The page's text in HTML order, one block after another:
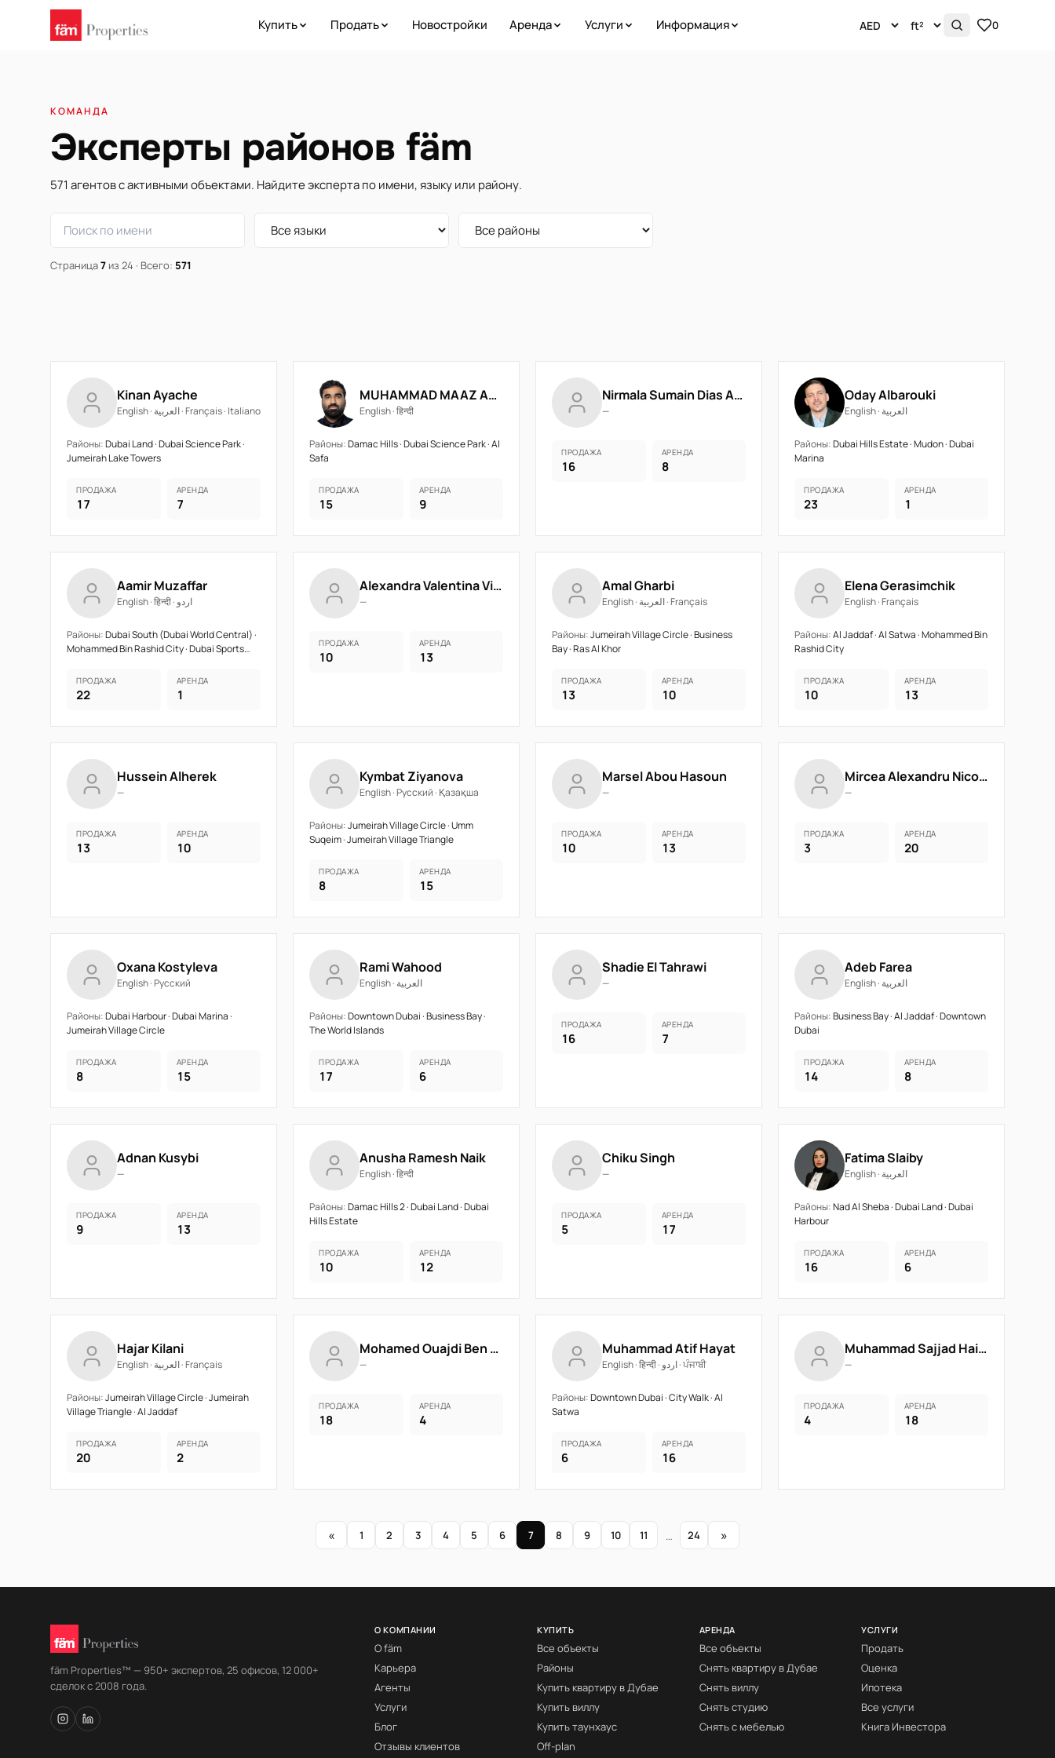
Купить Продать Новостройки Аренда Услуги Информация 0
КОМАНДА
Эксперты районов fäm
571 агентов с активными объектами. Найдите эксперта по имени, языку или району.
Страница7 из 24 · Всего: 571
Kinan Ayache
English · العربية · Français · Italiano
Районы:Dubai Land · Dubai Science Park ·
Jumeirah Lake Towers
ПРОДАЖА
17
АРЕНДА
7
MUHAMMAD MAAZ ARSHAD MUHAMMAD ARSHAD
English · हिन्दी
Районы:Damac Hills · Dubai Science Park · Al
Safa
ПРОДАЖА
15
АРЕНДА
9
Nirmala Sumain Dias Abeygunawardane
—
ПРОДАЖА
16
АРЕНДА
8
Oday Albarouki
English · العربية
Районы:Dubai Hills Estate · Mudon · Dubai
Marina
ПРОДАЖА
23
АРЕНДА
1
Aamir Muzaffar
English · हिन्दी · اردو
Районы:Dubai South (Dubai World Central) ·
Mohammed Bin Rashid City · Dubai Sports
ПРОДАЖА
22
АРЕНДА
1
Alexandra Valentina Visea
—
ПРОДАЖА
10
АРЕНДА
13
Amal Gharbi
English · العربية · Français
Районы:Jumeirah Village Circle · Business
Bay · Ras Al Khor
ПРОДАЖА
13
АРЕНДА
10
Elena Gerasimchik
English · Français
Районы:Al Jaddaf · Al Satwa · Mohammed Bin
Rashid City
ПРОДАЖА
10
АРЕНДА
13
Hussein Alherek
—
ПРОДАЖА
13
АРЕНДА
10
Kymbat Ziyanova
English · Русский · Қазақша
Районы:Jumeirah Village Circle · Umm
Suqeim · Jumeirah Village Triangle
ПРОДАЖА
8
АРЕНДА
15
Marsel Abou Hasoun
—
ПРОДАЖА
10
АРЕНДА
13
Mircea Alexandru Nicolau
—
ПРОДАЖА
3
АРЕНДА
20
Oxana Kostyleva
English · Русский
Районы:Dubai Harbour · Dubai Marina ·
Jumeirah Village Circle
ПРОДАЖА
8
АРЕНДА
15
Rami Wahood
English · العربية
Районы:Downtown Dubai · Business Bay ·
The World Islands
ПРОДАЖА
17
АРЕНДА
6
Shadie El Tahrawi
—
ПРОДАЖА
16
АРЕНДА
7
Adeb Farea
English · العربية
Районы:Business Bay · Al Jaddaf · Downtown
Dubai
ПРОДАЖА
14
АРЕНДА
8
Adnan Kusybi
—
ПРОДАЖА
9
АРЕНДА
13
Anusha Ramesh Naik
English · हिन्दी
Районы:Damac Hills 2 · Dubai Land · Dubai
Hills Estate
ПРОДАЖА
10
АРЕНДА
12
Chiku Singh
—
ПРОДАЖА
5
АРЕНДА
17
Fatima Slaiby
English · العربية
Районы:Nad Al Sheba · Dubai Land · Dubai
Harbour
ПРОДАЖА
16
АРЕНДА
6
Hajar Kilani
English · العربية · Français
Районы:Jumeirah Village Circle · Jumeirah
Village Triangle · Al Jaddaf
ПРОДАЖА
20
АРЕНДА
2
Mohamed Ouajdi Ben Aicha
—
ПРОДАЖА
18
АРЕНДА
4
Muhammad Atif Hayat
English · हिन्दी · اردو · ਪੰਜਾਬੀ
Районы:Downtown Dubai · City Walk · Al
Satwa
ПРОДАЖА
6
АРЕНДА
16
Muhammad Sajjad Haider Abbasi
—
ПРОДАЖА
4
АРЕНДА
18
« 1 2 3 4 5 6 7 8 9 10 11 … 24 »
fäm Properties™ — 950+ экспертов, 25 офисов, 12 000+
сделок с 2008 года.
О КОМПАНИИ
О fäm
Карьера
Агенты
Услуги
Блог
Отзывы клиентов
КУПИТЬ
Все объекты
Районы
Купить квартиру в Дубае
Купить виллу
Купить таунхаус
Off-plan
АРЕНДА
Все объекты
Снять квартиру в Дубае
Снять виллу
Снять студию
Снять с мебелью
УСЛУГИ
Продать
Оценка
Ипотека
Все услуги
Книга Инвестора